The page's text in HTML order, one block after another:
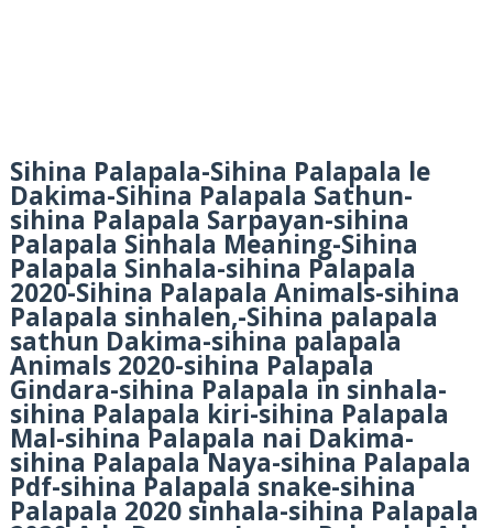
Sihina Palapala-Sihina Palapala le
Dakima-Sihina Palapala Sathun-
sihina Palapala Sarpayan-sihina
Palapala Sinhala Meaning-Sihina
Palapala Sinhala-sihina Palapala
2020-Sihina Palapala Animals-sihina
Palapala sinhalen,-Sihina palapala
sathun Dakima-sihina palapala
Animals 2020-sihina Palapala
Gindara-sihina Palapala in sinhala-
sihina Palapala kiri-sihina Palapala
Mal-sihina Palapala nai Dakima-
sihina Palapala Naya-sihina Palapala
Pdf-sihina Palapala snake-sihina
Palapala 2020 sinhala-sihina Palapala